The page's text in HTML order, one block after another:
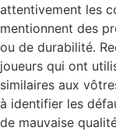
attentivement les
mentionnent des
ou de durabilité.
joueurs qui ont
similaires aux
à identifier les
de mauvaise